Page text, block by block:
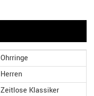
Ohrringe
Herren
Zeitlose Klassiker